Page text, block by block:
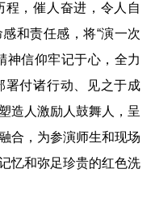
，催人奋进，令人自
和责任感，将“演一次
神信仰牢记于心，全力
署付诸行动、见之于成
造人激励人鼓舞人，呈
合，为参演师生和现场
忆和弥足珍贵的红色洗